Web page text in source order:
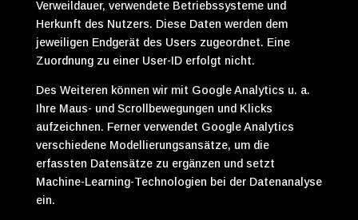
Verweildauer, verwendete Betriebssysteme und
Herkunft des Nutzers. Diese Daten werden dem
jeweiligen Endgerät des Users zugeordnet. Eine
Zuordnung zu einer User-ID erfolgt nicht.
Des Weiteren können wir mit Google Analytics u. a.
Ihre Maus- und Scrollbewegungen und Klicks
aufzeichnen. Ferner verwendet Google Analytics
verschiedene Modellierungsansätze, um die
erfassten Datensätze zu ergänzen und setzt
Machine-Learning-Technologien bei der Datenanalyse
ein.